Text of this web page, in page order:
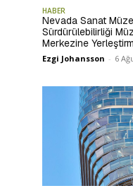
HABER
Nevada Sanat
Sürdürülebilirliği
Merkezine
Ezgi Johansson - 6